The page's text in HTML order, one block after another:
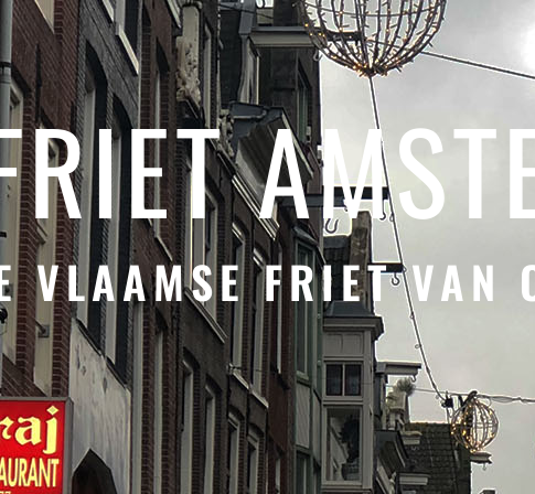
VLAAMSE FRIET VAN